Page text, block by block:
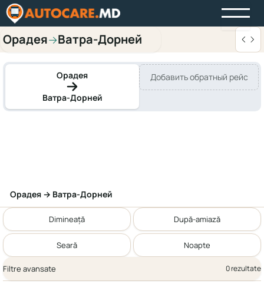
Орадея→Ватра-Дорней
Орадея
Ватра-Дорней
Добавить обратный рейс
Орадея → Ватра-Дорней
Dimineață După-amiază
Seară Noapte
Filtre avansate 0 rezultate